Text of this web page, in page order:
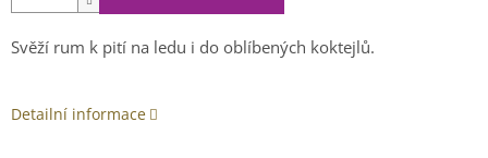
Svěží rum k pití na ledu i do oblíbených koktejlů.
Detailní informace